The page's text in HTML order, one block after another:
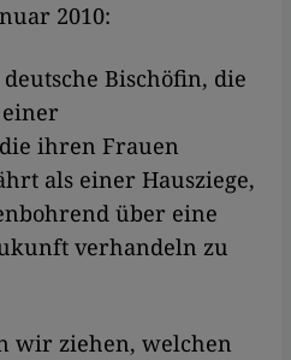
2010:
Bischöfin, die
ihren Frauen
als einer Hausziege,
über eine
verhandeln zu
wir ziehen, welchen